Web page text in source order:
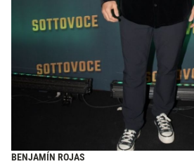
BENJAMÍN ROJAS